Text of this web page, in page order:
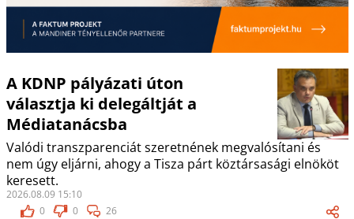
A KDNP pályázati úton
választja ki delegáltját a
Médiatanácsba
Valódi transzparenciát szeretnének megvalósítani és
nem úgy eljárni, ahogy a Tisza párt köztársasági elnököt
keresett.
2026.08.09 15:10
0
0 26